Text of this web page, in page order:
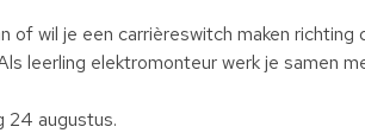
of wil je een carrièreswitch maken
leerling elektromonteur werk je samen
24 augustus.